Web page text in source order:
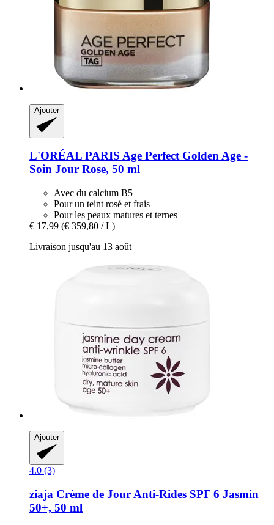
Ajouter
L'ORÉAL PARIS Age Perfect Golden Age -​
Soin Jour Rose, 50 ml
Avec du calcium B5
Pour un teint rosé et frais
Pour les peaux matures et ternes
€ 17,99 (€ 359,80 / L)
Livraison jusqu'au 13 août
Ajouter
4.0 (3)
ziaja Crème de Jour Anti-​Rides SPF 6 Jasmin
50+, 50 ml